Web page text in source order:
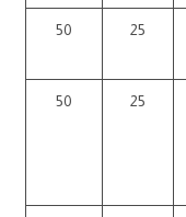
25
50
25
50